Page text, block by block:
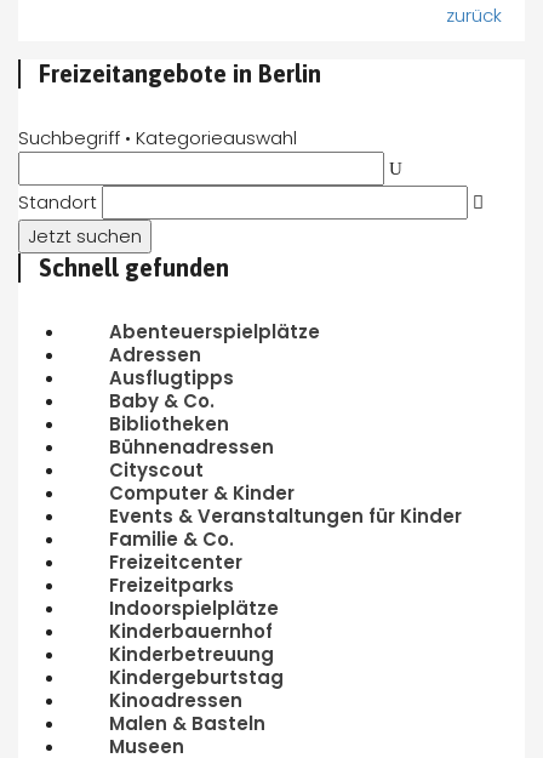
zurück
Freizeitangebote in Berlin
Suchbegriff • Kategorieauswahl
Standort
Schnell gefunden
Abenteuerspielplätze
Adressen
Ausflugtipps
Baby & Co.
Bibliotheken
Bühnenadressen
Cityscout
Computer & Kinder
Events & Veranstaltungen für Kinder
Familie & Co.
Freizeitcenter
Freizeitparks
Indoorspielplätze
Kinderbauernhof
Kinderbetreuung
Kindergeburtstag
Kinoadressen
Malen & Basteln
Museen